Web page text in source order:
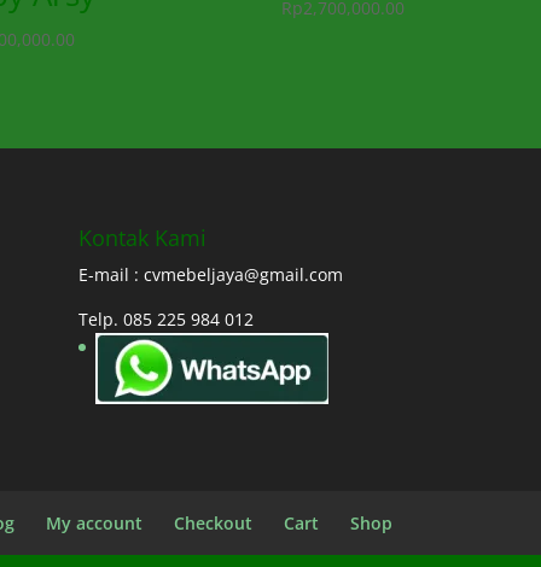
Rp2,700,000.00
Kontak Kami
E-mail : cvmebeljaya@gmail.com
Telp. 085 225 984 012
My account Checkout Cart Shop